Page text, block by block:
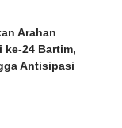
Arahan
ke-24 Bartim,
Antisipasi